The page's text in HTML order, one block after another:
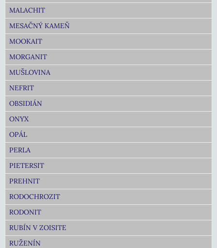
MALACHIT
MESAČNÝ KAMEŇ
MOOKAIT
MORGANIT
MUŠLOVINA
NEFRIT
OBSIDIÁN
ONYX
OPÁL
PERLA
PIETERSIT
PREHNIT
RODOCHROZIT
RODONIT
RUBÍN V ZOISITE
RUŽENÍN